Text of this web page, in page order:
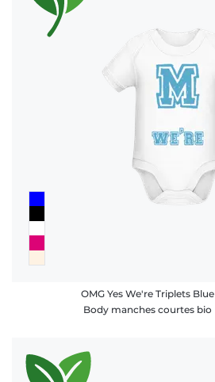
OMG Yes We're Triplets Blue
Body manches courtes bio